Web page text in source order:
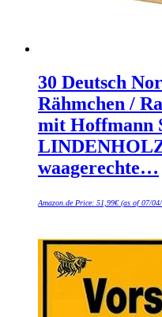
30 Deutsch
Rähmchen /
mit Hoffmann
waagerechte…
Amazon.de Price: 51,99€(as of 07/04/